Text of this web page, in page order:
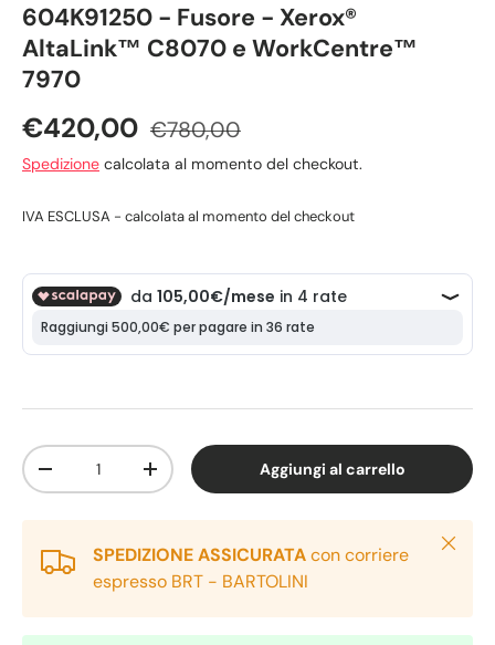
604K91250 - Fusore - Xerox®
AltaLink™ C8070 e WorkCentre™
7970
€420,00 €780,00
Spedizione calcolata al momento del checkout.
IVA ESCLUSA - calcolata al momento del checkout
Q.tà
-
+ Aggiungi al carrello
SPEDIZIONE ASSICURATAcon corriere
espresso BRT - BARTOLINI
Chiudi